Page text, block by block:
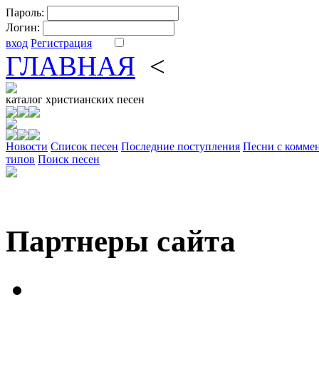
Пароль:
Логин:
вход Регистрация
ГЛАВНАЯ <
каталог христианских песен
Новости Cписок песен Последние поступления Песни с
типов Поиск песен
Партнеры сайта